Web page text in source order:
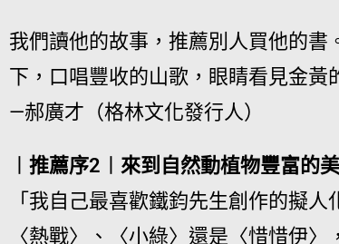
我們讀他的故事，推薦別人買他的
下，口唱豐收的山歌，眼睛看見金黃
—郝廣才（格林文化發行人）
︱推薦序2︱來到自然動植物豐富的
「我自己最喜歡鐵鈞先生創作的擬
〈熱戰〉、〈小綠〉還是〈惜惜伊